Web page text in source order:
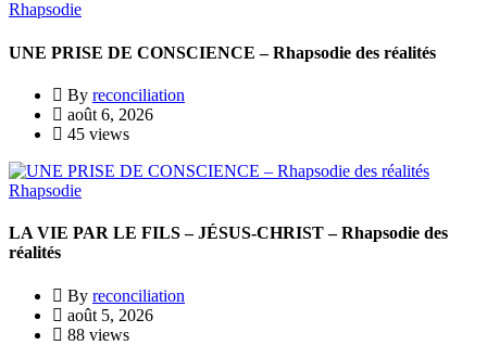
Rhapsodie
UNE PRISE DE CONSCIENCE – Rhapsodie des réalités
By reconciliation
août 6, 2026
45 views
Rhapsodie
LA VIE PAR LE FILS – JÉSUS-CHRIST – Rhapsodie des
réalités
By reconciliation
août 5, 2026
88 views